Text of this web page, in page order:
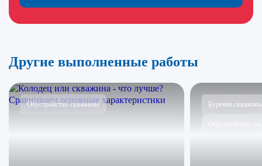
Другие выполненные работы
Обустройство скважины Бурение
Обустройство